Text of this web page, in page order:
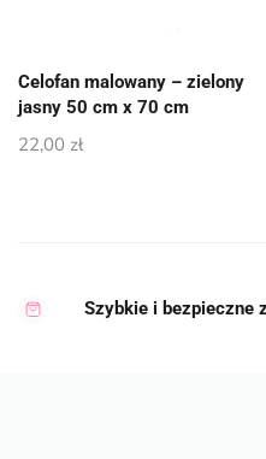
Celofan malowany – zielony
jasny 50 cm x 70 cm
22,00 zł
Szybkie i bezpieczne